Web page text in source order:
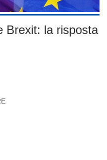
Brexit: la risposta